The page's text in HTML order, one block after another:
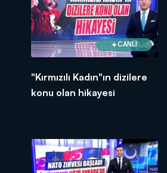
CANLI
"Kırmızılı Kadın"ın dizilere
konu olan hikayesi